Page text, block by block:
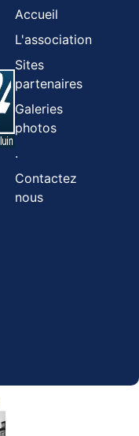
Accueil
L'association
Sites
partenaires
Galeries
photos
.
Contactez
nous